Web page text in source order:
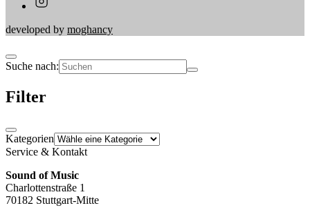
developed by moghancy
Suche nach:
Filter
Kategorien
Service & Kontakt
Sound of Music
Charlottenstraße 1
70182 Stuttgart-Mitte